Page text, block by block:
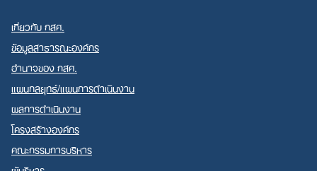
เกี่ยวกับ กสศ.
ข้อมูลสาธารณะองค์กร
อำนาจของ กสศ.
แผนกลยุทธ์/แผนการดำเนินงาน
ผลการดำเนินงาน
โครงสร้างองค์กร
คณะกรรมการบริหาร